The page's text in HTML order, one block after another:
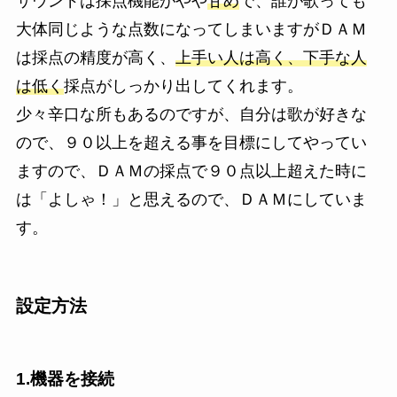
大体同じような点数になってしまいますがＤＡＭ
は採点の精度が高く、 上手い人は高く、下手な人
は低く採点がしっかり出してくれます。
少々辛口な所もあるのですが、自分は歌が好きな
ので、９０以上を超える事を目標にしてやってい
ますので、ＤＡＭの採点で９０点以上超えた時に
は「よしゃ！」と思えるので、ＤＡＭにしていま
す。
設定方法
1.機器を接続